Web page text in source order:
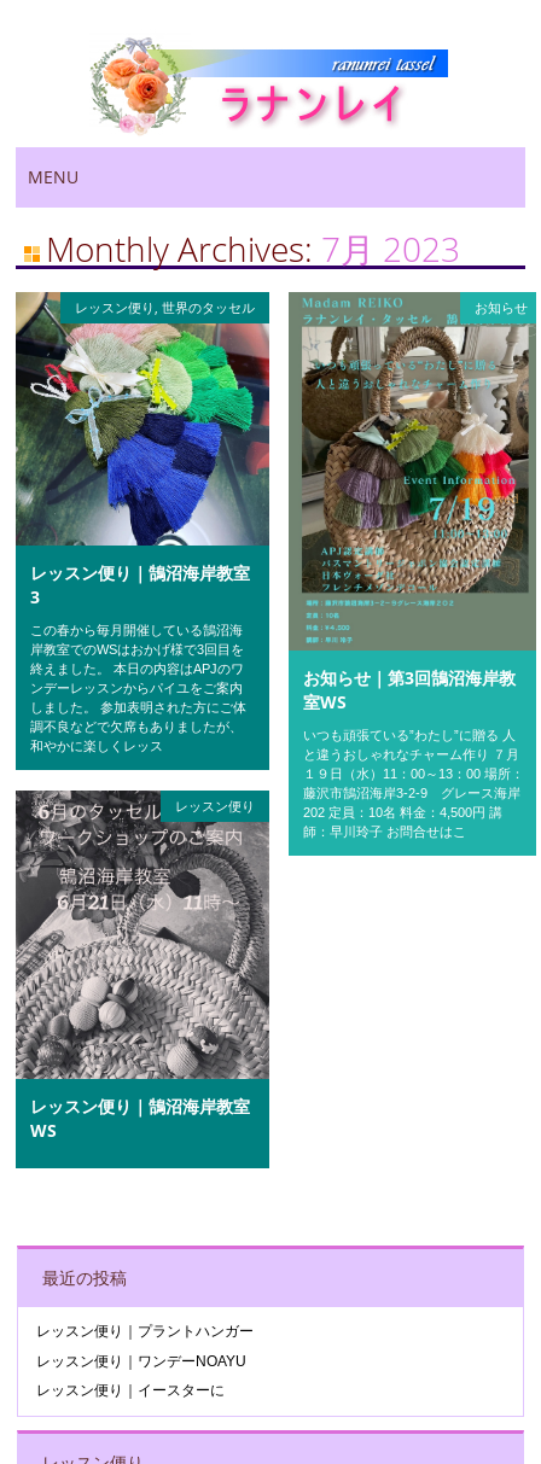
Main menu
to
MENU
Monthly Archives: 7月 2023
レッスン便り ,世界のタッセル
レッスン便り｜鵠沼海岸教室
3
この春から毎月開催している鵠沼海
岸教室でのWSはおかげ様で3回目を
終えました。 本日の内容はAPJのワ
ンデーレッスンからパイユをご案内
しました。 参加表明された方にご体
調不良などで欠席もありましたが、
和やかに楽しくレッス
お知らせ
お知らせ｜第3回鵠沼海岸教
室WS
いつも頑張ている”わたし”に贈る 人
と違うおしゃれなチャーム作り ７月
１９日（水）11：00～13：00 場所：
藤沢市鵠沼海岸3-2-9 グレース海岸
202 定員：10名 料金：4,500円 講
師：早川玲子 お問合せはこ
レッスン便り
レッスン便り｜鵠沼海岸教室
WS
最近の投稿
レッスン便り｜プラントハンガー
レッスン便り｜ワンデーNOAYU
レッスン便り｜イースターに